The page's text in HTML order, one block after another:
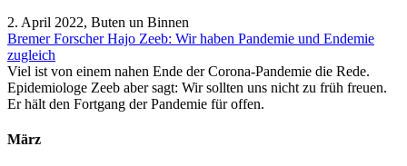
2. April 2022, Buten un Binnen
Bremer Forscher Hajo Zeeb: Wir haben Pandemie und Endemie
zugleich
Viel ist von einem nahen Ende der Corona-Pandemie die Rede.
Epidemiologe Zeeb aber sagt: Wir sollten uns nicht zu früh freuen.
Er hält den Fortgang der Pandemie für offen.
März